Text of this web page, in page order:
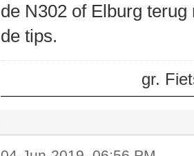
de N302 of Elburg
de tips.
gr.